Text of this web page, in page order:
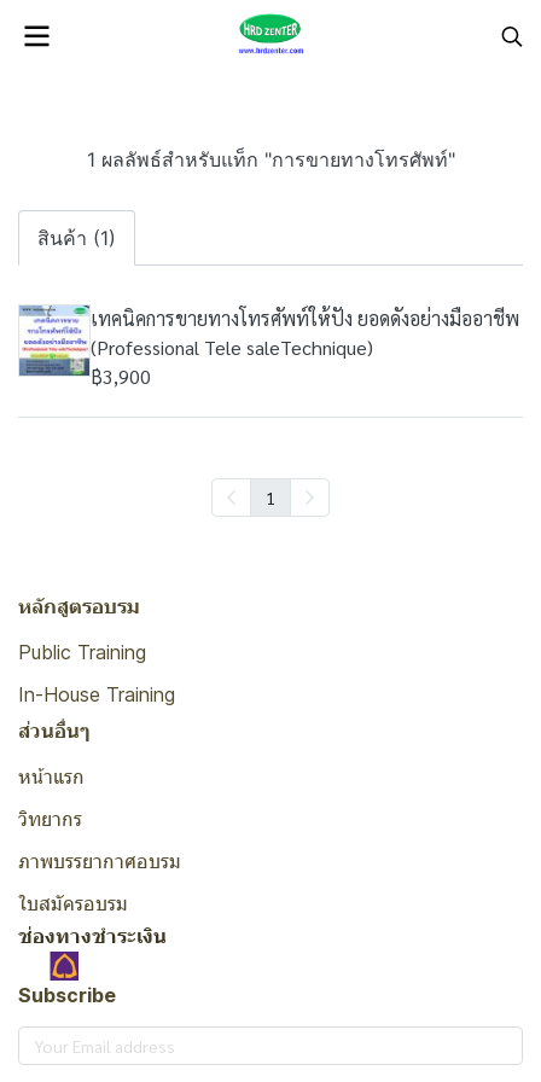
1 ผลลัพธ์สำหรับแท็ก "การขายทางโทรศัพท์"
สินค้า (1)
เทคนิคการขายทางโทรศัพท์ให้ปัง ยอดดังอย่างมืออาชีพ
(Professional Tele saleTechnique)
฿3,900
1
หลักสูตรอบรม
Public Training
In-House Training
ส่วนอื่นๆ
หน้าแรก
วิทยากร
ภาพบรรยากาศอบรม
ใบสมัครอบรม
ช่องทางชำระเงิน
Subscribe